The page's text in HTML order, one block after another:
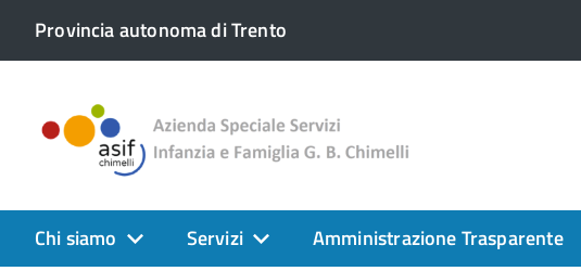
Provincia autonoma di Trento
Chi siamo Servizi Amministrazione Trasparente